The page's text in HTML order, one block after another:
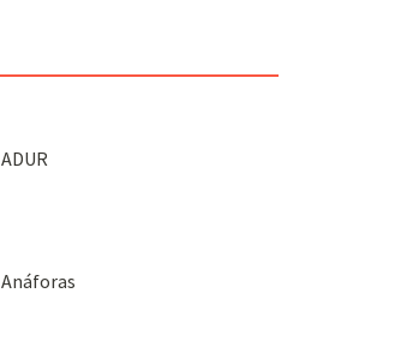
ADUR
Anáforas